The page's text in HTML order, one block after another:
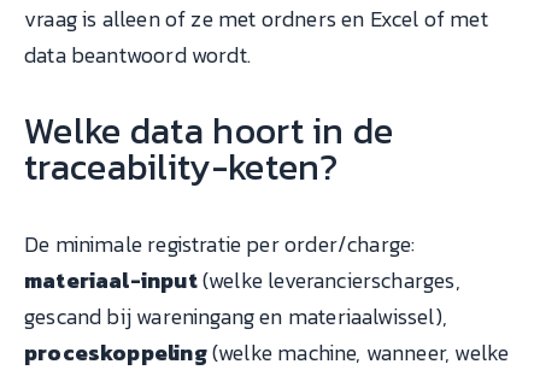
vraag is alleen of ze met ordners en Excel of met
data beantwoord wordt.
Welke data hoort in de
traceability-keten?
De minimale registratie per order/charge:
materiaal-input(welke leverancierscharges,
gescand bij wareningang en materiaalwissel),
proceskoppeling(welke machine, wanneer, welke